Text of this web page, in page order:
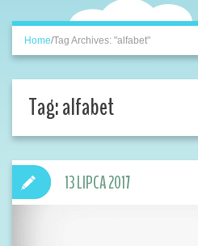
Home/Tag Archives: "alfabet"
Tag:alfabet
13 LIPCA 2017